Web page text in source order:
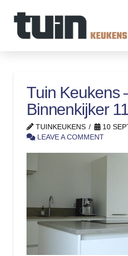
Tuin Keukens
Binnenkijker
TUINKEUKENS
10
LEAVE A COMMENT